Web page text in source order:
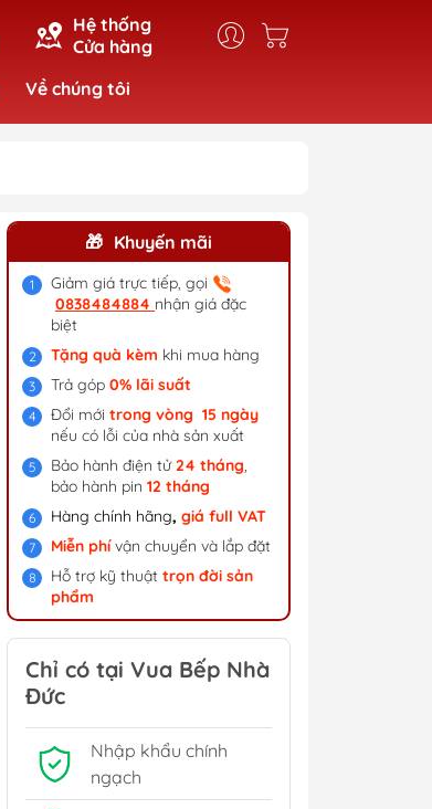
Hệ thống
Cửa hàng
Về chúng tôi
Khuyến mãi
Giảm giá trực tiếp, gọi
0838484884 nhận giá đặc
biệt
Tặng quà kèm khi mua hàng
Trả góp 0% lãi suất
Đổi mới trong vòng 15 ngày
nếu có lỗi của nhà sản xuất
Bảo hành điện tử24 tháng,
bảo hành pin 12 tháng
Hàng chính hãng, giá full VAT
Miễn phívận chuyển và lắp đặt
Hỗ trợ kỹ thuật trọn đời sản
phẩm
Chỉ có tại Vua Bếp Nhà
Đức
Nhập khẩu chính
ngạch